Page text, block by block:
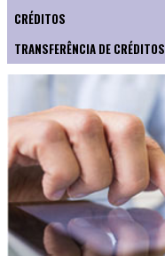
CRÉDITOS
TRANSFERÊNCIA DE CRÉDITOS